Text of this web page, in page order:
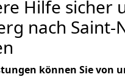
Hilfe sicher
nach Saint-
können Sie von